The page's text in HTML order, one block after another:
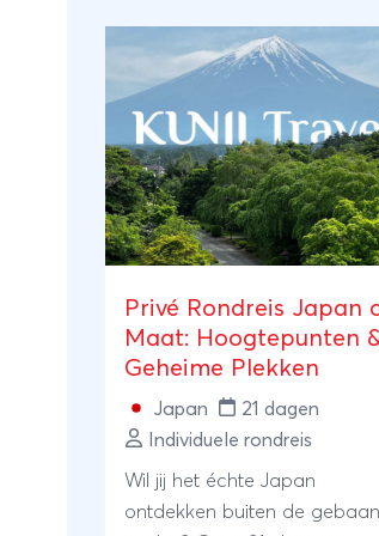
Privé Rondreis Japan
Maat: Hoogtepunten
Geheime Plekken
Japan
21 dagen
Individuele rondreis
Wil jij het échte Japan
ontdekken buiten de